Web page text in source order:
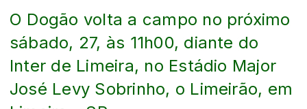
O Dogão volta a campo no próximo
sábado, 27, às 11h00, diante do
Inter de Limeira, no Estádio Major
José Levy Sobrinho, o Limeirão, em